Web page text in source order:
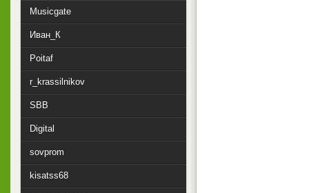
Musicgate
Иван_К
Poitaf
r_krassilnikov
SBB
Digital
sovprom
kisatss68